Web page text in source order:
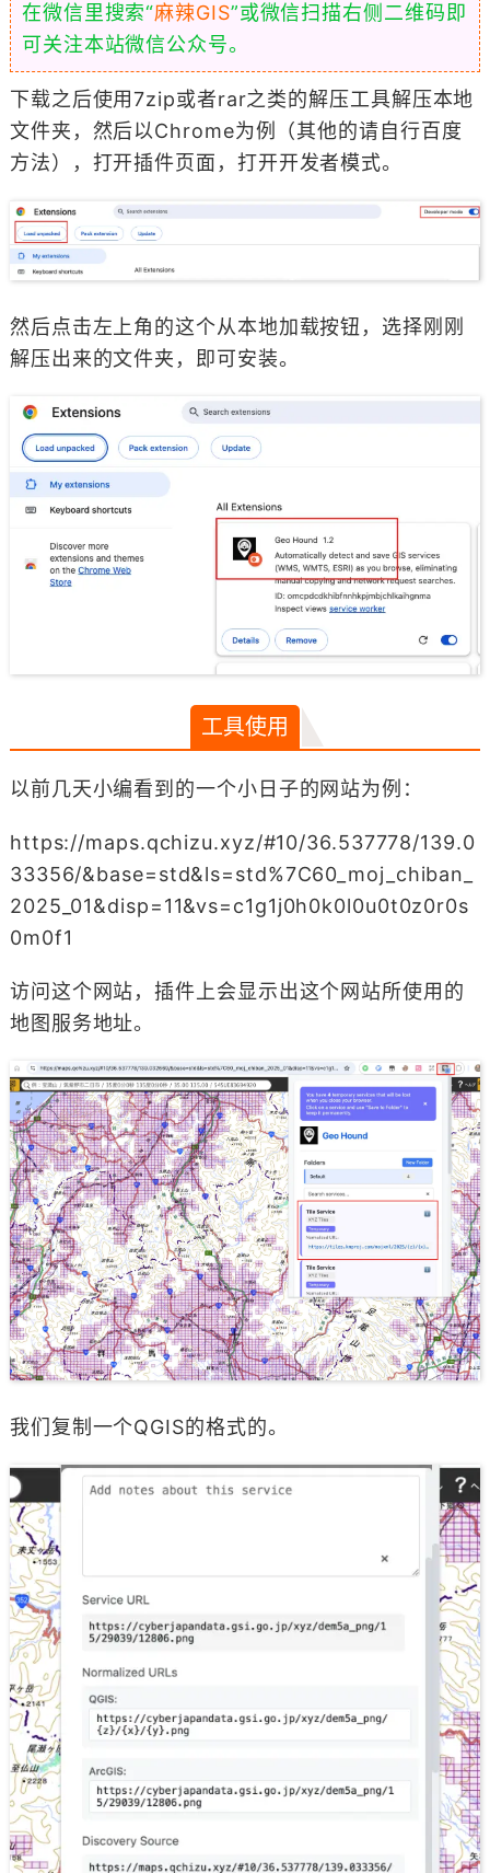
在微信里搜索“麻辣GIS”或微信扫描右侧二维码即
可关注本站微信公众号。
下载之后使用7zip或者rar之类的解压工具解压本地
文件夹，然后以Chrome为例（其他的请自行百度
方法），打开插件页面，打开开发者模式。
然后点击左上角的这个从本地加载按钮，选择刚刚
解压出来的文件夹，即可安装。
工具使用
以前几天小编看到的一个小日子的网站为例：
https://maps.qchizu.xyz/#10/36.537778/139.0
33356/&base=std&ls=std%7C60_moj_chiban_
2025_01&disp=11&vs=c1g1j0h0k0l0u0t0z0r0s
0m0f1
访问这个网站，插件上会显示出这个网站所使用的
地图服务地址。
我们复制一个QGIS的格式的。